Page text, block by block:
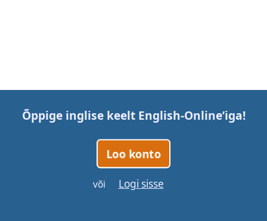
Õppige inglise keelt English-Online’iga!
Loo konto
või Logi sisse